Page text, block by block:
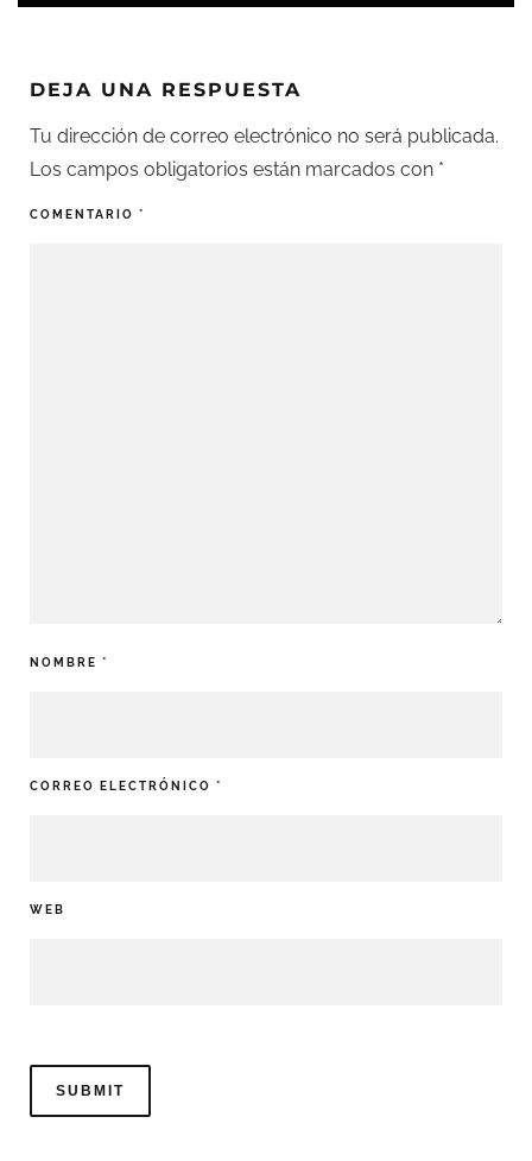
DEJA UNA RESPUESTA
Tu dirección de correo electrónico no será publicada.
Los campos obligatorios están marcados con *
COMENTARIO *
NOMBRE *
CORREO ELECTRÓNICO *
WEB